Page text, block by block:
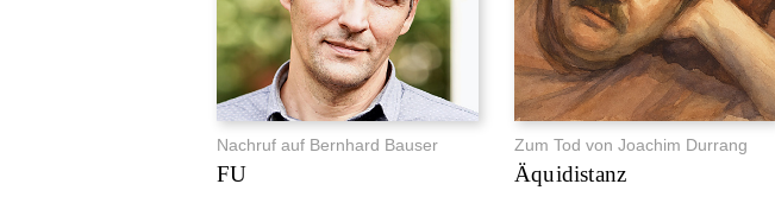
Nachruf auf Bernhard Bauser
FU
Zum Tod von Joachim Durrang
Äquidistanz